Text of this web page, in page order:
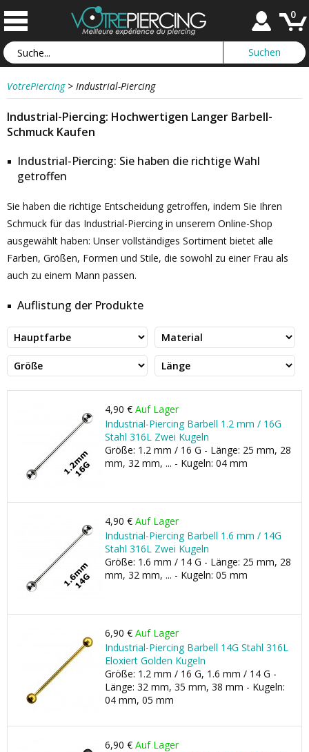
0
VotrePiercing > Industrial-Piercing
Industrial-Piercing: Hochwertigen Langer Barbell-
Schmuck Kaufen
Industrial-Piercing: Sie haben die richtige Wahl
getroffen
Sie haben die richtige Entscheidung getroffen, indem Sie Ihren
Schmuck für das Industrial-Piercing in unserem Online-Shop
ausgewählt haben: Unser vollständiges Sortiment bietet alle
Farben, Größen, Formen und Stile, die sowohl zu einer Frau als
auch zu einem Mann passen.
Auflistung der Produkte
4,90 € Auf Lager
Industrial-Piercing Barbell 1.2 mm / 16G
Stahl 316L Zwei Kugeln
Größe: 1.2 mm / 16 G - Länge: 25 mm, 28
mm, 32 mm, ... - Kugeln: 04 mm
4,90 € Auf Lager
Industrial-Piercing Barbell 1.6 mm / 14G
Stahl 316L Zwei Kugeln
Größe: 1.6 mm / 14 G - Länge: 25 mm, 28
mm, 32 mm, ... - Kugeln: 05 mm
6,90 € Auf Lager
Industrial-Piercing Barbell 14G Stahl 316L
Eloxiert Golden Kugeln
Größe: 1.2 mm / 16 G, 1.6 mm / 14 G -
Länge: 32 mm, 35 mm, 38 mm - Kugeln:
04 mm, 05 mm
6,90 € Auf Lager